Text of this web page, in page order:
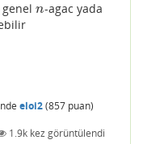
n
n-agac yada
eloi2(857 puan)
1.9k kez görüntülendi